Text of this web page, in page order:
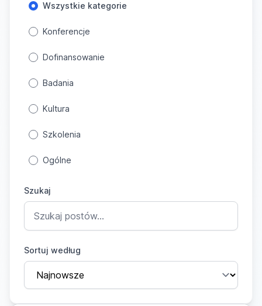
Wszystkie kategorie
Konferencje
Dofinansowanie
Badania
Kultura
Szkolenia
Ogólne
Szukaj
Sortuj według